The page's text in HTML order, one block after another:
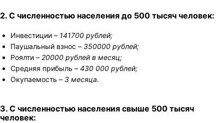
2. С численностью населения до 500 тысяч человек:
Инвестиции – 141700 рублей;
Паушальный взнос – 350000 рублей;
Роялти – 20000 рублей в месяц;
Средняя прибыль – 430 000 рублей;
Окупаемость – 3 месяца.
3. С численностью населения свыше 500 тысяч
человек: